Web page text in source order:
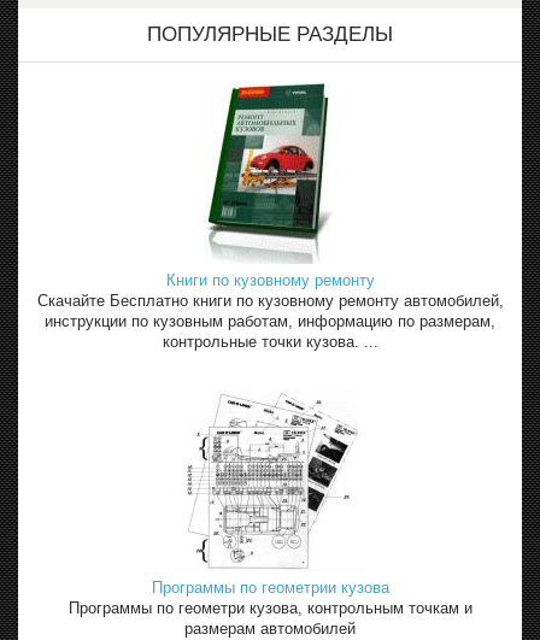
ПОПУЛЯРНЫЕ РАЗДЕЛЫ
Книги по кузовному ремонту
Скачайте Бесплатно книги по кузовному ремонту автомобилей,
инструкции по кузовным работам, информацию по размерам,
контрольные точки кузова. ...
Программы по геометрии кузова
Программы по геометри кузова, контрольным точкам и
размерам автомобилей